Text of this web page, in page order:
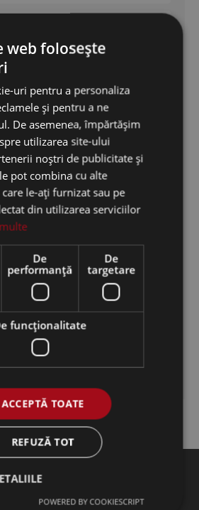
web folosește
uri pentru a personaliza
și pentru a ne
De asemenea, împărtășim
utilizarea site-ului
noștri de publicitate și
pot combina cu alte
le-ați furnizat sau pe
din utilizarea serviciilor
De
performanță
De
targetare
funcţionalitate
ACCEPTĂ TOATE
REFUZĂ TOT
POWERED BY COOKIESCRIPT